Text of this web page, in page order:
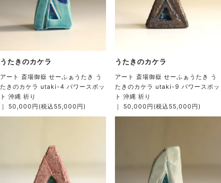
うたきのカケラ
アート 斎場御嶽 せーふぁうたき う
たきのカケラ utaki-4 パワースポッ
ト 沖縄 祈り
｜ 50,000円(税込55,000円)
うたきのカケラ
アート 斎場御嶽 せーふぁうたき う
たきのカケラ utaki-9 パワースポッ
ト 沖縄 祈り
｜ 50,000円(税込55,000円)